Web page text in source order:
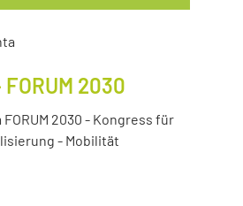
2030
2030 - Kongress für
- Mobilität